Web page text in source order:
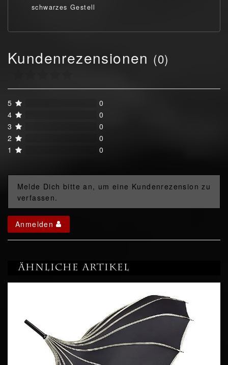
schwarzes Gestell
Kundenrezensionen (0)
5
0
4
0
3
0
2
0
1
0
Melde Dich bitte an, um eine Kundenrezension zu
verfassen.
Anmelden
Ähnliche Artikel